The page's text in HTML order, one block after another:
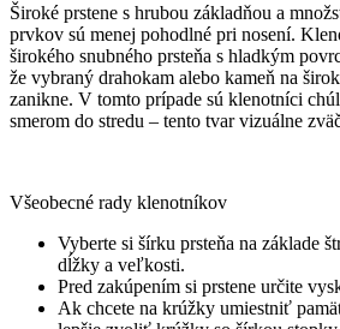
Široké prstene s hrubou základňou a
prvkov sú menej pohodlné pri nosení.
širokého snubného prsteňa s hladkým
že vybraný drahokam alebo kameň na
zanikne. V tomto prípade sú klenotníci
smerom do stredu – tento tvar vizuálne
Všeobecné rady klenotníkov
Vyberte si šírku prsteňa na základe
dĺžky a veľkosti.
Pred zakúpením si prstene určite
Ak chcete na krúžky umiestniť